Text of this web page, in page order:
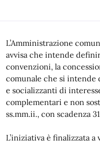
L’Amministrazione
avvisa che intende
convenzioni, la
comunale che si
e socializzanti di
complementari e non
ss.mm.ii., con scadenza
L’iniziativa è finalizzata